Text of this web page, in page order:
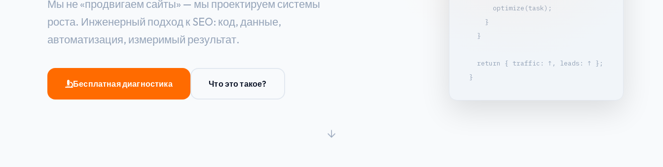
Мы не «продвигаем сайты» — мы проектируем системы
роста. Инженерный подход к SEO: код, данные,
автоматизация, измеримый результат.
Бесплатная диагностика Что это такое?
      optimize(task);
    }
  }
  return { traffic: ↑, leads: ↑ };
}